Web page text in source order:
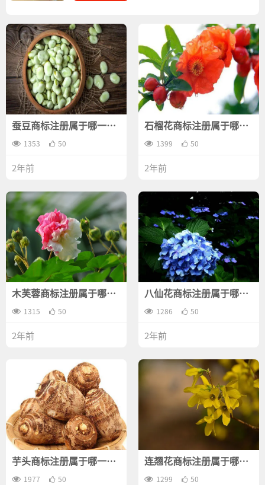
蚕豆商标注册属于哪一
类？
1353 50
2年前
石榴花商标注册属于哪一
类？
1399 50
2年前
木芙蓉商标注册属于哪一
类？
1315 50
2年前
八仙花商标注册属于哪一
类？
1286 50
2年前
芋头商标注册属于哪一
类？
1977 50
连翘花商标注册属于哪一
类？
1299 50